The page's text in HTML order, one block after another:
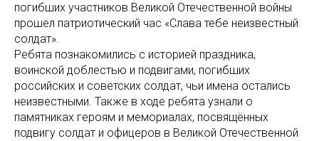
погибших участников Великой Отечественной войны
прошел патриотический час «Слава тебе неизвестный
солдат».
Ребята познакомились с историей праздника,
воинской доблестью и подвигами, погибших
российских и советских солдат, чьи имена остались
неизвестными. Также в ходе ребята узнали о
памятниках героям и мемориалах, посвящённых
подвигу солдат и офицеров в Великой Отечественной